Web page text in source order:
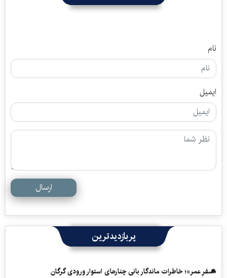
نام
ایمیل
ارسال
پربازدیدترین
«سفرِ عمر»؛ خاطرات ماندگار بانی چنارهای استوار ورودی گرگان